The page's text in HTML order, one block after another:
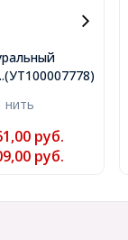
На нитях,
Отв. 1мм,
нить,
нить
руб.
руб.